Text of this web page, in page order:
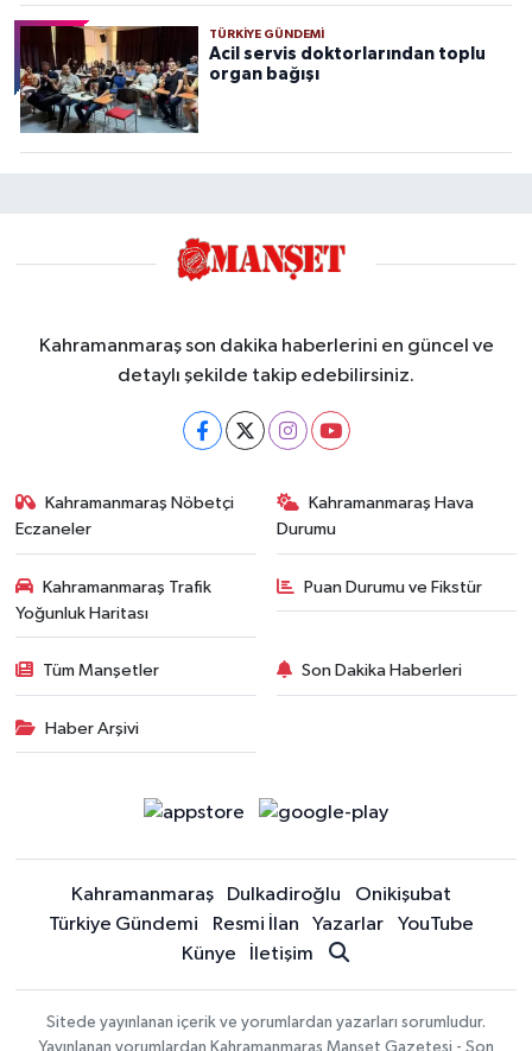
TÜRKIYE GÜNDEMI
Acil servis doktorlarından toplu
organ bağışı
Kahramanmaraş son dakika haberlerini en güncel ve
detaylı şekilde takip edebilirsiniz.
Kahramanmaraş Nöbetçi
Eczaneler
Kahramanmaraş Hava
Durumu
Kahramanmaraş Trafik
Yoğunluk Haritası
Puan Durumu ve Fikstür
Tüm Manşetler Son Dakika Haberleri
Haber Arşivi
Kahramanmaraş Dulkadiroğlu
Onikişubat
Türkiye Gündemi
Resmi İlan Yazarlar
YouTube
Künye
İletişim
Sitede yayınlanan içerik ve yorumlardan yazarları sorumludur.
Yayınlanan yorumlardan Kahramanmaraş Manşet Gazetesi - Son